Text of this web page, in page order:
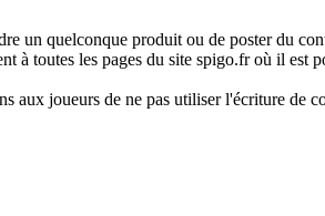
un quelconque produit ou de poster du
à toutes les pages du site spigo.fr où il est
aux joueurs de ne pas utiliser l'écriture de